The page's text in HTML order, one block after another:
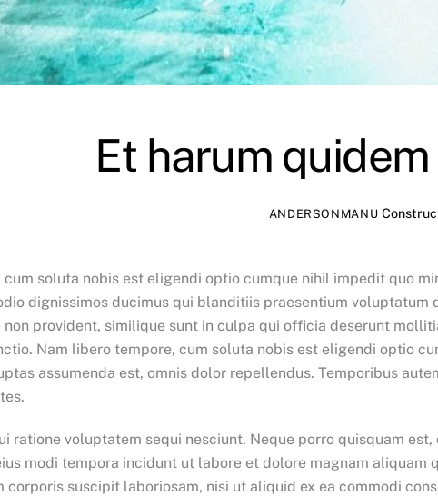
Et harum
ANDERSONMANU
soluta nobis est eligendi optio cumque nihil impedit quo
dignissimos ducimus qui blanditiis praesentium
provident, similique sunt in culpa qui officia deserunt
Nam libero tempore, cum soluta nobis est eligendi optio
assumenda est, omnis dolor repellendus. Temporibus
ratione voluptatem sequi nesciunt. Neque porro quisquam
modi tempora incidunt ut labore et dolore magnam aliquam
corporis suscipit laboriosam, nisi ut aliquid ex ea commodi